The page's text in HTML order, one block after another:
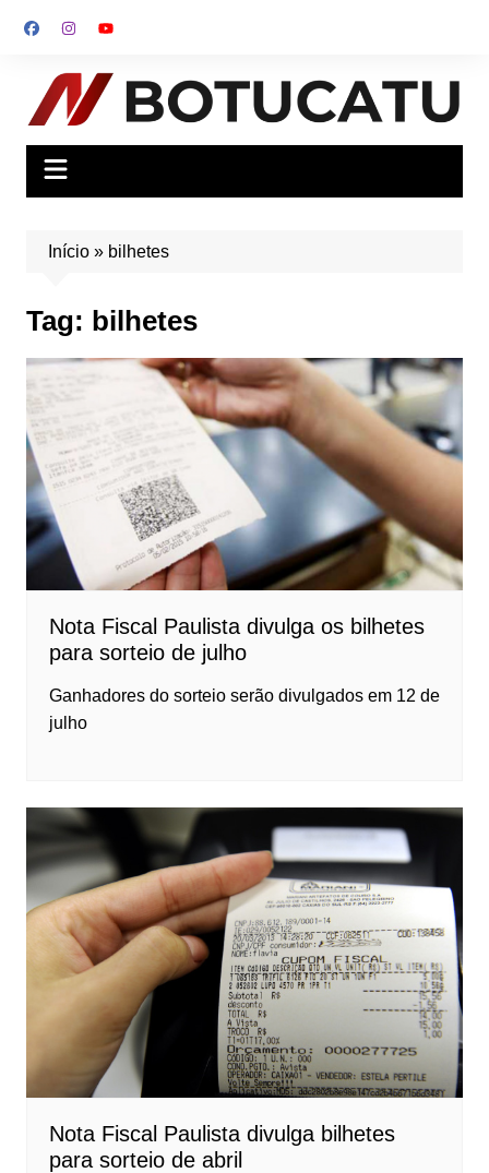
para
conteúdo
Início» bilhetes
Tag: bilhetes
Nota Fiscal Paulista divulga os bilhetes
para sorteio de julho
Ganhadores do sorteio serão divulgados em 12 de
julho
Nota Fiscal Paulista divulga bilhetes
para sorteio de abril